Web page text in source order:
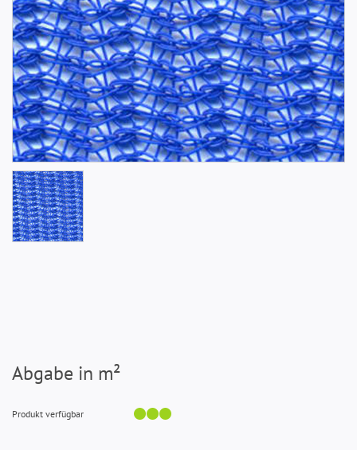
Abgabe in m²
Produkt verfügbar